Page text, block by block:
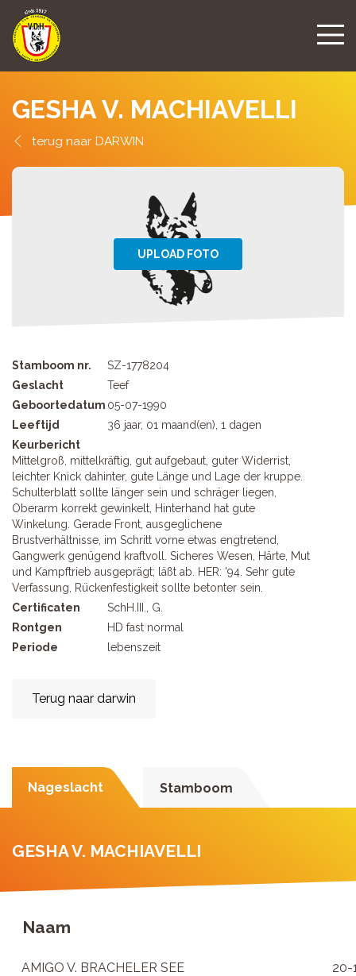
GESHA V. MACHIAVELLI
DARWIN
Stamboom nr.
SZ-1778204
Geslacht
Teef
Geboortedatum 05-07-1990
Leeftijd
36 jaar, 01 maand(en), 1 dagen
Keurbericht
Mittelgroß, mittelkräftig, gut aufgebaut, guter Widerrist,
leichter Knick dahinter, gute Länge und Lage der kruppe.
Schulterblatt sollte länger sein und schräger liegen,
Oberarm korrekt gewinkelt, Hinterhand hat gute
Winkelung. Gerade Front, ausgeglichene
Brustverhältnisse, im Schritt vorne etwas engtretend,
Gangwerk genügend kraftvoll. Sicheres Wesen, Härte, Mut
und Kampftrieb ausgeprägt; läßt ab. HER: '94. Sehr gute
Verfassung, Rückenfestigkeit sollte betonter sein.
Certificaten
SchH.III., G.
Rontgen
HD fast normal
Periode
lebenszeit
Terug naar darwin
Nageslacht Stamboom
GESHA V. MACHIAVELLI
Naam
AMIGO V. BRACHELER SEE 20-